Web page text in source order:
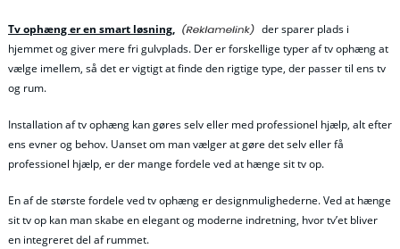
Tv ophæng er en smart løsning,
der sparer plads i
hjemmet og giver mere fri gulvplads. Der er forskellige typer af tv ophæng at
vælge imellem, så det er vigtigt at finde den rigtige type, der passer til ens tv
og rum.
Installation af tv ophæng kan gøres selv eller med professionel hjælp, alt efter
ens evner og behov. Uanset om man vælger at gøre det selv eller få
professionel hjælp, er der mange fordele ved at hænge sit tv op.
En af de største fordele ved tv ophæng er designmulighederne. Ved at hænge
sit tv op kan man skabe en elegant og moderne indretning, hvor tv’et bliver
en integreret del af rummet.